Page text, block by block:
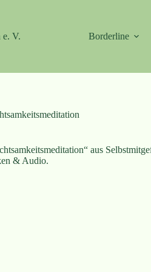
V.
Borderline
aus
& Audio.